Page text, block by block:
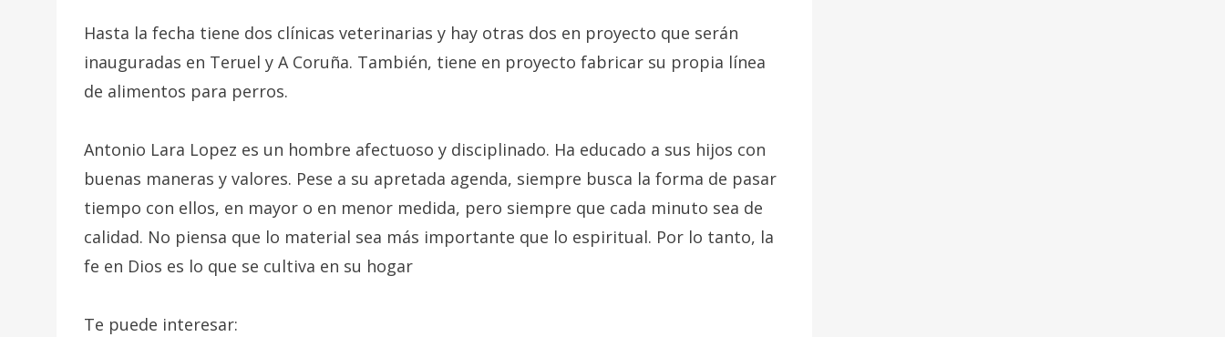
Hasta la fecha tiene dos clínicas veterinarias y hay otras dos en proyecto que serán
inauguradas en Teruel y A Coruña. También, tiene en proyecto fabricar su propia línea
de alimentos para perros.
Antonio Lara Lopez es un hombre afectuoso y disciplinado. Ha educado a sus hijos con
buenas maneras y valores. Pese a su apretada agenda, siempre busca la forma de pasar
tiempo con ellos, en mayor o en menor medida, pero siempre que cada minuto sea de
calidad. No piensa que lo material sea más importante que lo espiritual. Por lo tanto, la
fe en Dios es lo que se cultiva en su hogar
Te puede interesar: